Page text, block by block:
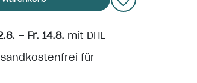
– Fr. 14.8.mit DHL
für